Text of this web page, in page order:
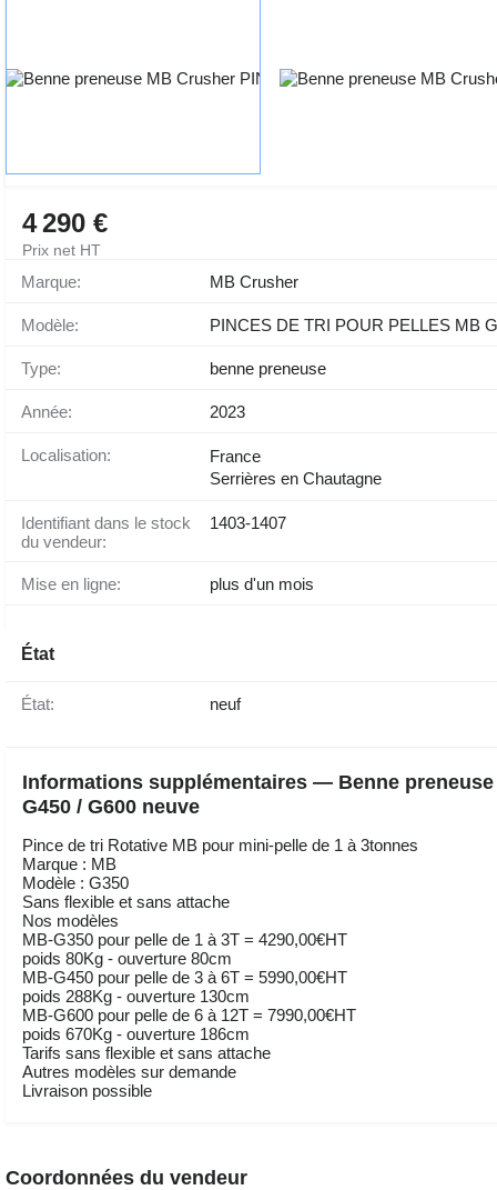
4 290 €
Prix net HT
Marque: MB Crusher
Modèle: PINCES DE TRI POUR PELLES MB
Type: benne preneuse
Année: 2023
Localisation:
France
Serrières en Chautagne
Identifiant dans le stock
du vendeur:
1403-1407
Mise en ligne: plus d'un mois
État
État: neuf
Informations supplémentaires — Benne preneuse
G450 / G600 neuve
Pince de tri Rotative MB pour mini-pelle de 1 à 3tonnes
Marque : MB
Modèle : G350
Sans flexible et sans attache
Nos modèles
MB-G350 pour pelle de 1 à 3T = 4290,00€HT
poids 80Kg - ouverture 80cm
MB-G450 pour pelle de 3 à 6T = 5990,00€HT
poids 288Kg - ouverture 130cm
MB-G600 pour pelle de 6 à 12T = 7990,00€HT
poids 670Kg - ouverture 186cm
Tarifs sans flexible et sans attache
Autres modèles sur demande
Livraison possible
Coordonnées du vendeur